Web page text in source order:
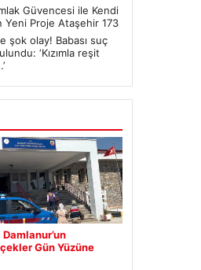
Güvencesi ile Kendi
Yeni Proje Ataşehir 173
şok olay! Babası suç
‘Kızımla reşit
Gün Yüzüne